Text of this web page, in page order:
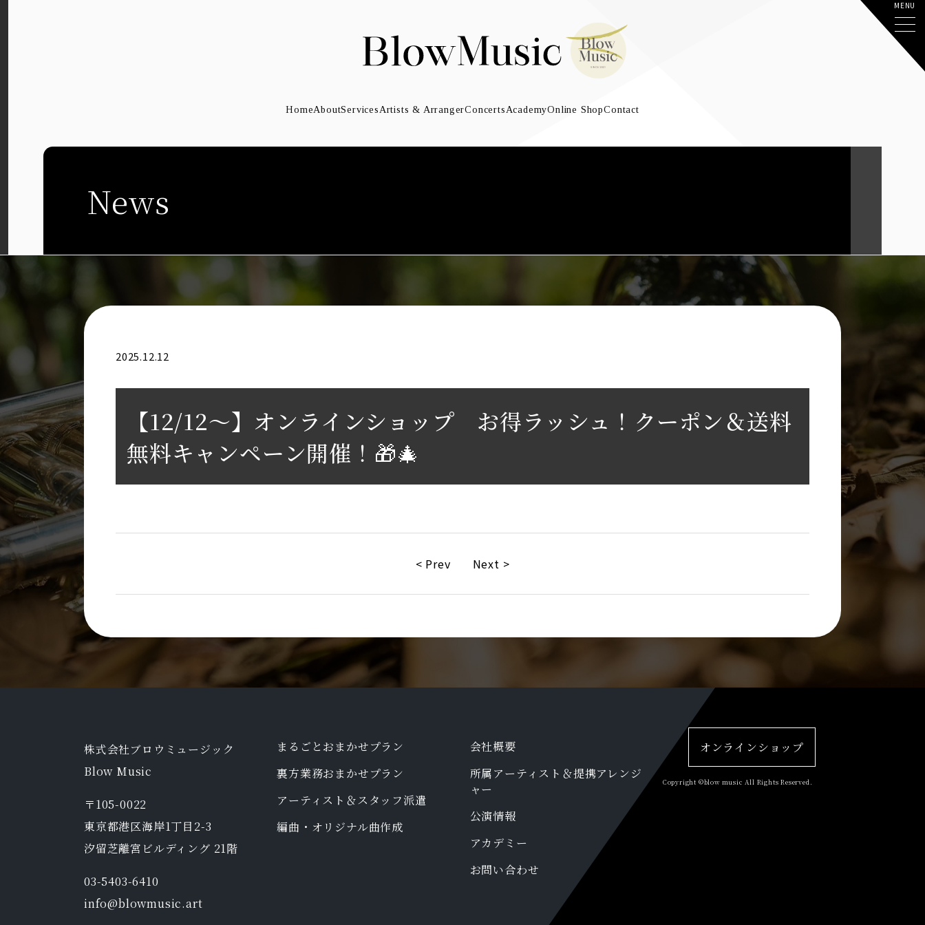
HomeAboutServicesArtists & ArrangerConcertsAcademyOnline ShopContact
News
2025.12.12
【12/12〜】オンラインショップ お得ラッシュ！クーポン＆送料
無料キャンペーン開催！🎁🎄
< Prev Next >
株式会社ブロウミュージック
​Blow Music
〒105-0022
東京都港区海岸1丁目2-3
汐留芝離宮ビルディング 21階
03-5403-6410
info@blowmusic.art
まるごとおまかせプラン
裏方業務おまかせプラン
アーティスト＆スタッフ派遣
編曲・オリジナル曲作成
会社概要
所属アーティスト＆提携アレンジ
ャー
公演情報
アカデミー
お問い合わせ
オンラインショップ
Copyright ©blow music All Rights Reserved.